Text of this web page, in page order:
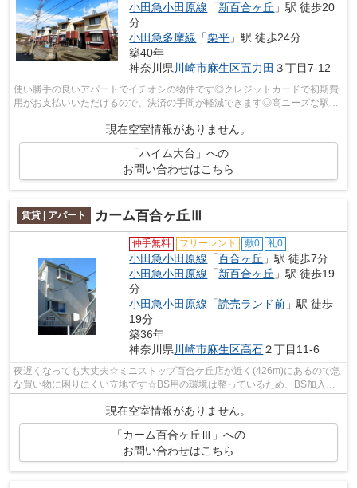
小田急小田原線 「新百合ヶ丘 」駅 徒歩20
分
小田急多摩線 「栗平 」駅 徒歩24分
築40年
神奈川県川崎市麻生区五力田 ３丁目7-12
使い勝手の良いアパートでイチオシの物件です◎クレジットカードで初期費
用がお支払いいただけるので、決済の手間が軽減できます◎高ニーズな駅近
現在空室情報がありません。
「ハイム大台」への
お問い合わせはこちら
賃貸 | アパート カーム百合ヶ丘Ⅲ
仲手無料 フリーレント 敷0 礼0
小田急小田原線 「百合ヶ丘 」駅 徒歩7分
小田急小田原線 「新百合ヶ丘 」駅 徒歩19
分
小田急小田原線 「読売ランド前 」駅 徒歩
19分
築36年
神奈川県 川崎市麻生区高石２丁目11-6
夜遅くなっても大丈夫☆ミニストップ百合ケ丘店が近く(426m)にあるので急
な買い物に困りにくい立地です☆BS用の環境は整っているため、BS加入後
すぐに視聴できます☆新しい生活にオススメ...
現在空室情報がありません。
「カーム百合ヶ丘Ⅲ」への
お問い合わせはこちら